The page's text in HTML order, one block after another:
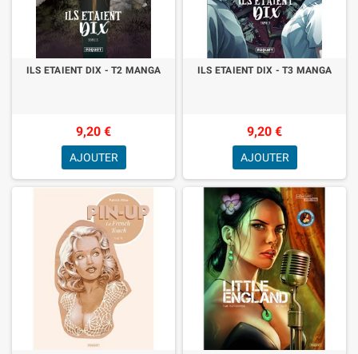
ILS ETAIENT DIX - T2 MANGA
9,20 €
AJOUTER
ILS ETAIENT DIX - T3 MANGA
9,20 €
AJOUTER